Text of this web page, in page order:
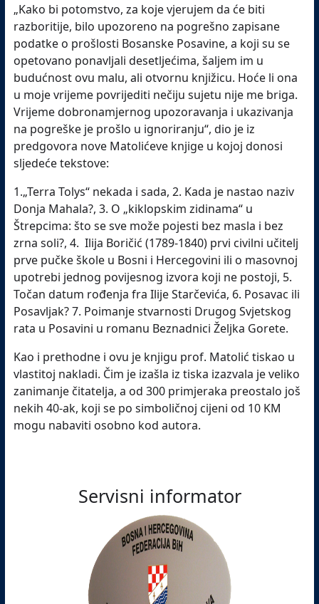
„Kako bi potomstvo, za koje vjerujem da će biti
razboritije, bilo upozoreno na pogrešno zapisane
podatke o prošlosti Bosanske Posavine, a koji su se
opetovano ponavljali desetljećima, šaljem im u
budućnost ovu malu, ali otvornu knjižicu. Hoće li ona
u moje vrijeme povrijediti nečiju sujetu nije me briga.
Vrijeme dobronamjernog upozoravanja i ukazivanja
na pogreške je prošlo u ignoriranju“, dio je iz
predgovora nove Matolićeve knjige u kojoj donosi
sljedeće tekstove:
1.„Terra Tolys“ nekada i sada, 2. Kada je nastao naziv
Donja Mahala?, 3. O „kiklopskim zidinama“ u
Štrepcima: što se sve može pojesti bez masla i bez
zrna soli?, 4. Ilija Boričić (1789-1840) prvi civilni učitelj
prve pučke škole u Bosni i Hercegovini ili o masovnoj
upotrebi jednog povijesnog izvora koji ne postoji, 5.
Točan datum rođenja fra Ilije Starčevića, 6. Posavac ili
Posavljak? 7. Poimanje stvarnosti Drugog Svjetskog
rata u Posavini u romanu Beznadnici Željka Gorete.
Kao i prethodne i ovu je knjigu prof. Matolić tiskao u
vlastitoj nakladi. Čim je izašla iz tiska izazvala je veliko
zanimanje čitatelja, a od 300 primjeraka preostalo još
nekih 40-ak, koji se po simboličnoj cijeni od 10 KM
mogu nabaviti osobno kod autora.
Servisni informator